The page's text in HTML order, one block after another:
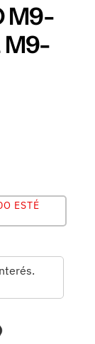
M9-
M9-
ESTÉ